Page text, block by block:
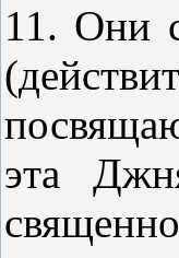
11. Они
эта